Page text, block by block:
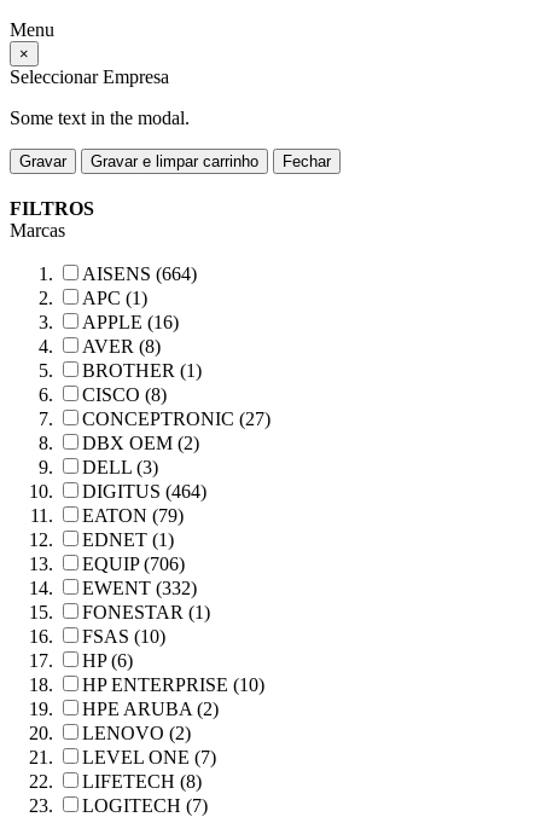
Menu
×
Seleccionar Empresa
Some text in the modal.
Gravar Gravar e limpar carrinho Fechar
FILTROS
Marcas
AISENS (664)
APC (1)
APPLE (16)
AVER (8)
BROTHER (1)
CISCO (8)
CONCEPTRONIC (27)
DBX OEM (2)
DELL (3)
DIGITUS (464)
EATON (79)
EDNET (1)
EQUIP (706)
EWENT (332)
FONESTAR (1)
FSAS (10)
HP (6)
HP ENTERPRISE (10)
HPE ARUBA (2)
LENOVO (2)
LEVEL ONE (7)
LIFETECH (8)
LOGITECH (7)